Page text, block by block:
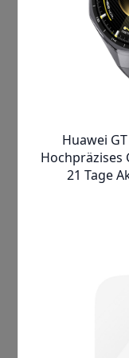
Lieferzeit
Mehr